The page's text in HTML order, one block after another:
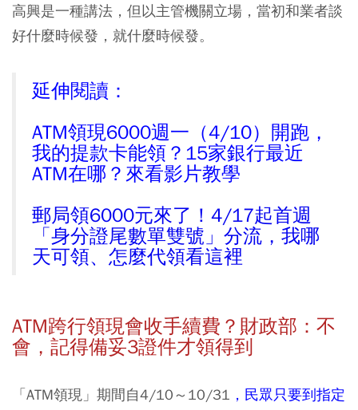
高興是一種講法，但以主管機關立場，當初和業者談
好什麼時候發，就什麼時候發。
延伸閱讀：
ATM領現6000週一（4/10）開跑，
我的提款卡能領？15家銀行最近
ATM在哪？來看影片教學
郵局領6000元來了！4/17起首週
「身分證尾數單雙號」分流，我哪
天可領、怎麼代領看這裡
ATM跨行領現會收手續費？財政部：不
會，記得備妥3證件才領得到
「ATM領現」期間自4/10～10/31 ，民眾只要到指定